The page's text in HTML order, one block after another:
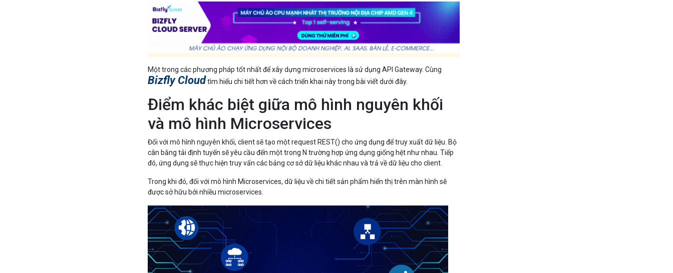
Một trong các phương pháp tốt nhất để xây dựng microservices là sử dụng API Gateway. Cùng
Bizfly Cloudtìm hiểu chi tiết hơn về cách triển khai này trong bài viết dưới đây.
Điểm khác biệt giữa mô hình nguyên khối
và mô hình Microservices
Đối với mô hình nguyên khối, client sẽ tạo một request REST() cho ứng dụng để truy xuất dữ liệu. Bộ
cân bằng tải định tuyến sẽ yêu cầu đến một trong N trường hợp ứng dụng giống hệt như nhau. Tiếp
đó, ứng dụng sẽ thực hiện truy vấn các bảng cơ sở dữ liệu khác nhau và trả về dữ liệu cho client.
Trong khi đó, đối với mô hình Microservices, dữ liệu về chi tiết sản phẩm hiển thị trên màn hình sẽ
được sở hữu bởi nhiều microservices.